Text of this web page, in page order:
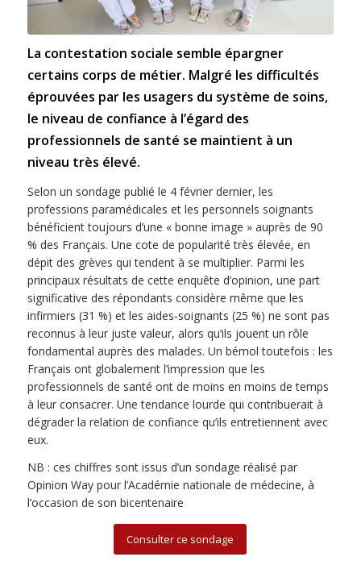
La contestation sociale semble épargner
certains corps de métier. Malgré les difficultés
éprouvées par les usagers du système de soins,
le niveau de confiance à l’égard des
professionnels de santé se maintient à un
niveau très élevé.
Selon un sondage publié le 4 février dernier, les
professions paramédicales et les personnels soignants
bénéficient toujours d’une « bonne image » auprès de 90
% des Français. Une cote de popularité très élevée, en
dépit des grèves qui tendent à se multiplier. Parmi les
principaux résultats de cette enquête d’opinion, une part
significative des répondants considère même que les
infirmiers (31 %) et les aides-soignants (25 %) ne sont pas
reconnus à leur juste valeur, alors qu’ils jouent un rôle
fondamental auprès des malades. Un bémol toutefois : les
Français ont globalement l’impression que les
professionnels de santé ont de moins en moins de temps
à leur consacrer. Une tendance lourde qui contribuerait à
dégrader la relation de confiance qu’ils entretiennent avec
eux.
NB : ces chiffres sont issus d’un sondage réalisé par
Opinion Way pour l’Académie nationale de médecine, à
l’occasion de son bicentenaire
Consulter ce sondage